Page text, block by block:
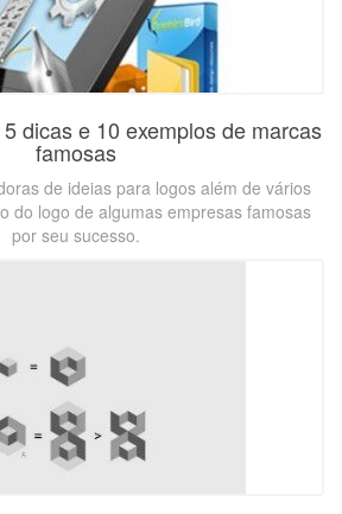
dicas e 10 exemplos de marcas
famosas
de ideias para logos além de vários
do logo de algumas empresas famosas
por seu sucesso.